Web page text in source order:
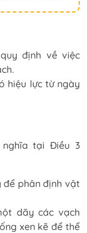
định về việc
hiệu lực từ ngày
nghĩa tại Điều 3
để phân định vật
dãy các vạch
xen kẽ để thể